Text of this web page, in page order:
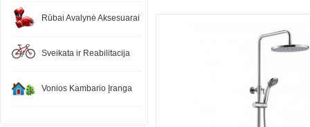
Rūbai Avalynė Aksesuarai
Sveikata ir Reabilitacija
Vonios Kambario Įranga